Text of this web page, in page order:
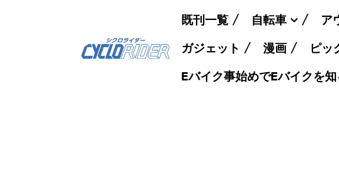
既刊一覧 自転車 ア
ガジェット
漫画
ピッ
Eバイク事始めでEバイクを知